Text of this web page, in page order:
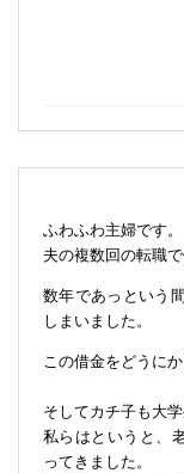
ふわふわ主婦です。
夫の複数回の転職で
数年であっという
しまいました。
この借金をどうに
そしてカチ子も大学
私らはというと、
ってきました。